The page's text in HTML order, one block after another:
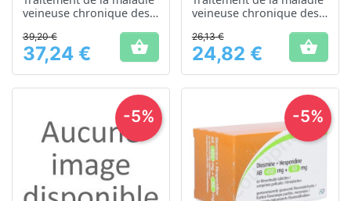
veineuse chronique des
hémorroïdaire aiguë
Prix
39,20 €
37,24 € 
veineuse chronique des
hémorroïdaire aiguë
Prix
26,13 €
24,82 € 
-5% -5%